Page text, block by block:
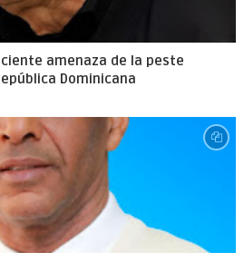
amenaza de la peste
Dominicana